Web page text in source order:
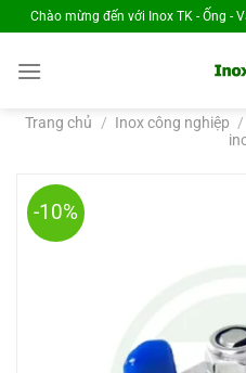
Chuyển
đến
nội
Chào mừng đến với Inox TK - Ống -
Trang chủ / Inox công nghiệp /
-10%